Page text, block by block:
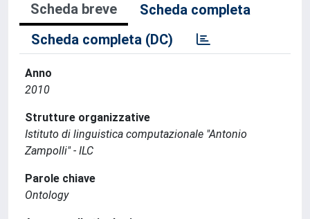
Scheda breve
Scheda completa
Scheda completa (DC)
Anno
2010
Strutture organizzative
Istituto di linguistica computazionale "Antonio
Zampolli" - ILC
Parole chiave
Ontology